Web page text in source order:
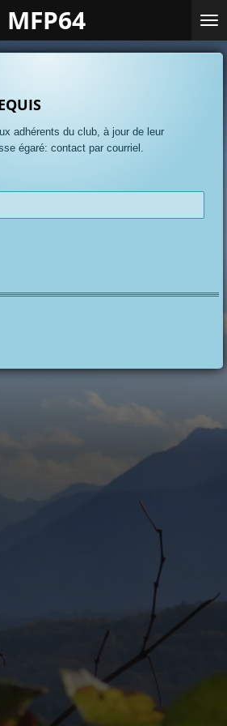
MFP64
adhérents du club, à jour de leur
égaré: contact par courriel.